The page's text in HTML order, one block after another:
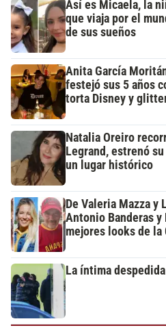
Así es Micaela, la
que viaja por el
de sus sueños
Anita García
festejó sus 5 años
torta Disney y
Natalia Oreiro
Legrand, estrenó
un lugar histórico
De Valeria Mazza y
Antonio Banderas
mejores looks de
La íntima